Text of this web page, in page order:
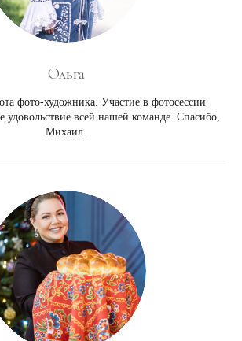
Ольга
фото-художника. Участие в фотосессии
удовольствие всей нашей команде. Спасибо,
Михаил.